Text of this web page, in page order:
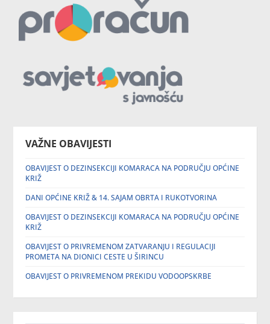
VAŽNE OBAVIJESTI
OBAVIJEST O DEZINSEKCIJI KOMARACA NA PODRUČJU OPĆINE
KRIŽ
DANI OPĆINE KRIŽ & 14. SAJAM OBRTA I RUKOTVORINA
OBAVIJEST O DEZINSEKCIJI KOMARACA NA PODRUČJU OPĆINE
KRIŽ
OBAVIJEST O PRIVREMENOM ZATVARANJU I REGULACIJI
PROMETA NA DIONICI CESTE U ŠIRINCU
OBAVIJEST O PRIVREMENOM PREKIDU VODOOPSKRBE